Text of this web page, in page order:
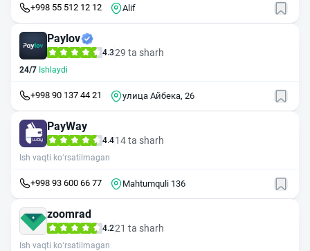
+998 55 512 12 12 Alif
Paylov
4.329 ta sharh
24/7 Ishlaydi
+998 90 137 44 21 улица Айбека, 26
PayWay
4.414 ta sharh
Ish vaqti ko‘rsatilmagan
+998 93 600 66 77 Mahtumquli 136
zoomrad
4.221 ta sharh
Ish vaqti ko‘rsatilmagan